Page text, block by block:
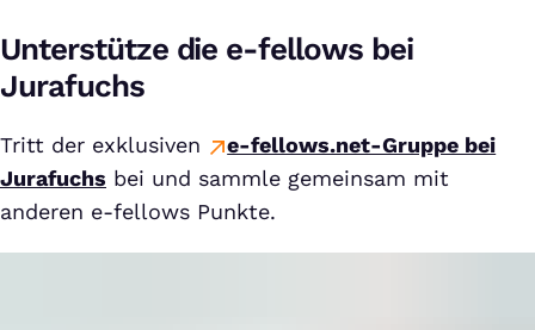
Unterstütze die e-fellows bei
Jurafuchs
Tritt der exklusiven
e-fellows.net-Gruppe bei
Jurafuchs bei und sammle gemeinsam mit
anderen e-fellows Punkte.